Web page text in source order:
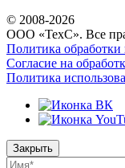
© 2008-2026
ООО «ТехС». Все
Политика
Согласие на
Политика
Закрыть